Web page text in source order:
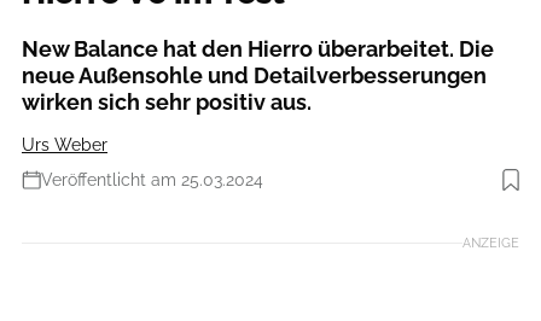
New Balance hat den Hierro überarbeitet. Die
neue Außensohle und Detailverbesserungen
wirken sich sehr positiv aus.
Urs Weber
Veröffentlicht am 25.03.2024
Foto: Hersteller
ANZEIGE